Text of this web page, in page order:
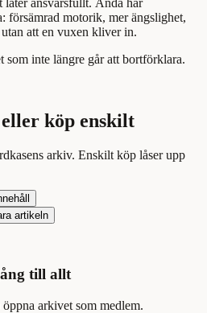
försämrad motorik, mer ängslighet,
att en vuxen kliver in.
inte längre går att bortförklara.
köp enskilt
arkiv. Enskilt köp låser upp
artikeln
till allt
öppna arkivet som medlem.